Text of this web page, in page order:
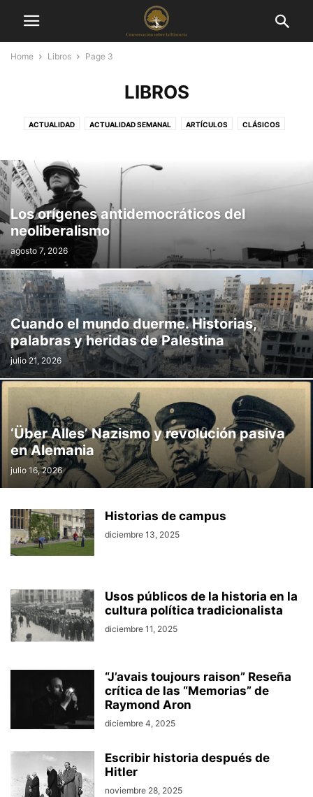
Home Libros Page 3
LIBROS
ACTUALIDAD ACTUALIDAD SEMANAL ARTÍCULOS CLÁSICOS
Los orígenes antidemocráticos del
neoliberalismo
agosto 7, 2026
Cuando el mundo duerme. Historias,
palabras y heridas de Palestina
julio 21, 2026
‘Über Alles’ Nazismo y revolución pasiva
en Alemania
julio 16, 2026
Historias de campus
diciembre 13, 2025
Usos públicos de la historia en la
cultura política tradicionalista
diciembre 11, 2025
“J’avais toujours raison” Reseña
crítica de las “Memorias” de
Raymond Aron
diciembre 4, 2025
Escribir historia después de
Hitler
noviembre 28, 2025